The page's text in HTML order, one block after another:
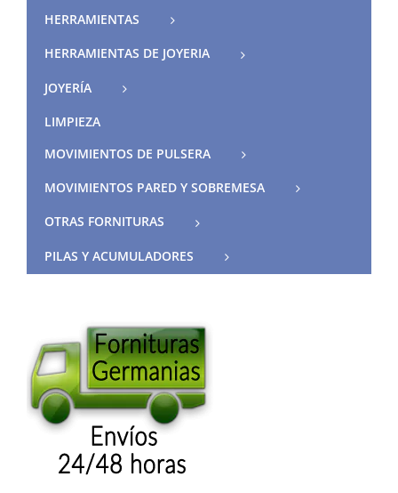
HERRAMIENTAS
HERRAMIENTAS DE JOYERIA
JOYERÍA
LIMPIEZA
MOVIMIENTOS DE PULSERA
MOVIMIENTOS PARED Y SOBREMESA
OTRAS FORNITURAS
PILAS Y ACUMULADORES